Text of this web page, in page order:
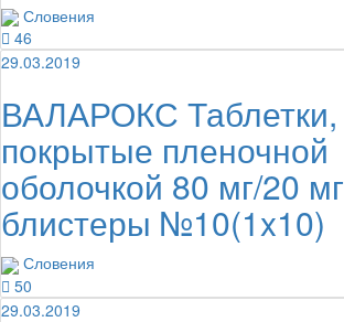
Словения
46
29.03.2019
ВАЛАРОКС Таблетки,
покрытые пленочной
оболочкой 80 мг/20 мг
блистеры №10(1x10)
Словения
50
29.03.2019